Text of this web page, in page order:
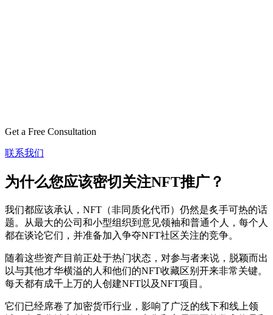
Get a Free Consultation
联系我们
为什么您应该密切关注NFT推广？
我们都应该承认，NFT（非同质化代币）仍然是炙手可热的话
题。从最大的公司和小型组织到意见领袖和普通个人，每个人
都在谈论它们，并准备加入争夺NFT社区关注的竞争。
随着这些资产目前正处于热门状态，对参与者来说，脱颖而出
以与其他才华横溢的人和他们的NFT收藏区别开来非常关键。
每天都有成千上万的人创建NFT以及NFT项目。
它们已经席卷了加密货币行业，影响了广泛的线下和线上领